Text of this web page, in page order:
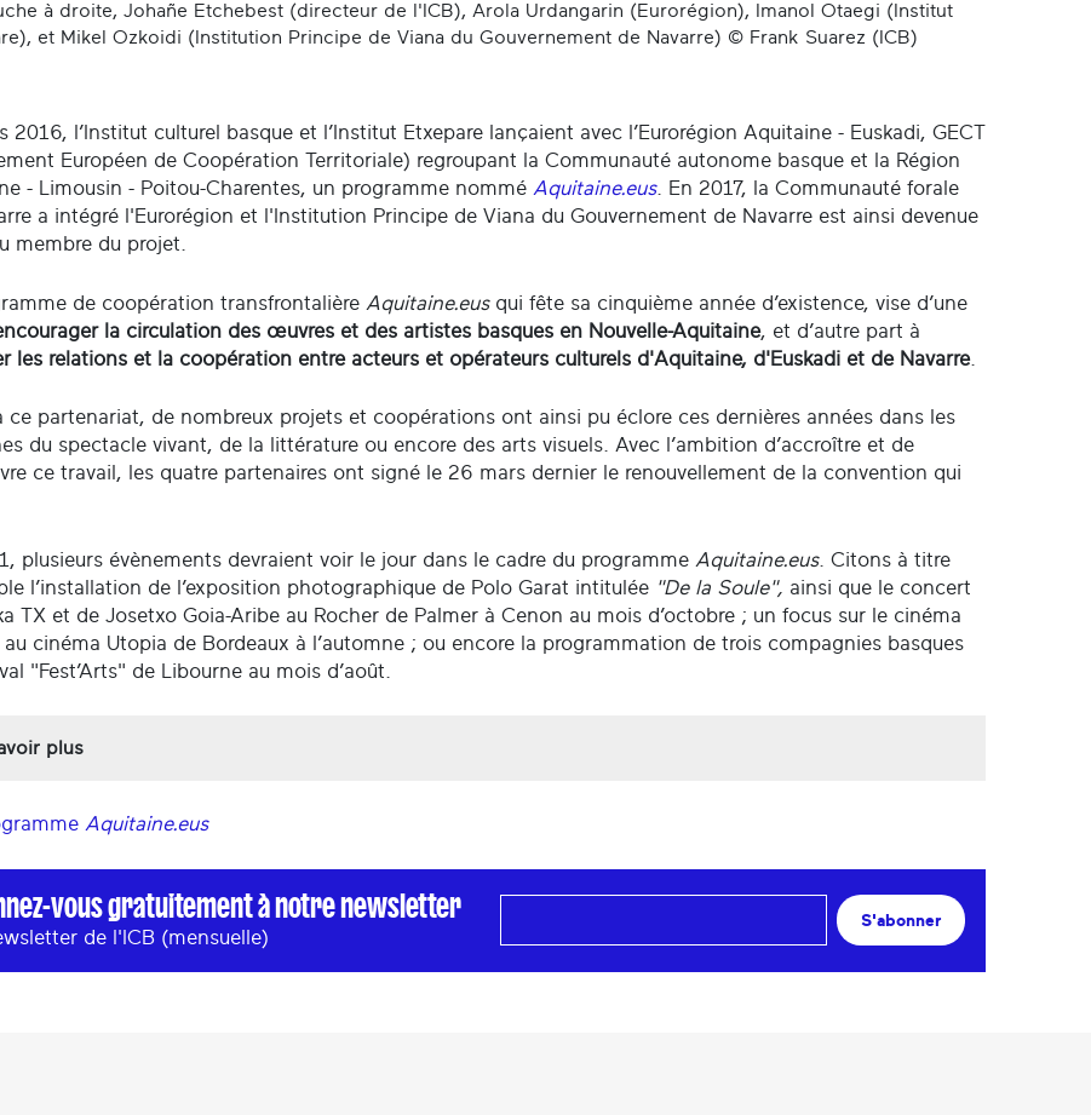
à droite, Johañe Etchebest (directeur de l'ICB), Arola Urdangarin (Eurorégion), Imanol Otaegi (Institut
et Mikel Ozkoidi (Institution Principe de Viana du Gouvernement de Navarre) © Frank Suarez (ICB)
2016, l’Institut culturel basque et l’Institut Etxepare lançaient avec l’Eurorégion Aquitaine - Euskadi, GECT
Européen de Coopération Territoriale) regroupant la Communauté autonome basque et la Région
- Limousin - Poitou-Charentes, un programme nommé Aquitaine.eus. En 2017, la Communauté forale
a intégré l'Eurorégion et l'Institution Principe de Viana du Gouvernement de Navarre est ainsi devenue
membre du projet.
de coopération transfrontalière Aquitaine.eusqui fête sa cinquième année d’existence, vise d’une
la circulation des œuvres et des artistes basques en Nouvelle-Aquitaine, et d’autre part à
les relations et la coopération entre acteurs et opérateurs culturels d'Aquitaine, d'Euskadi et de Navarre.
ce partenariat, de nombreux projets et coopérations ont ainsi pu éclore ces dernières années dans les
du spectacle vivant, de la littérature ou encore des arts visuels. Avec l’ambition d’accroître et de
ce travail, les quatre partenaires ont signé le 26 mars dernier le renouvellement de la convention qui
plusieurs évènements devraient voir le jour dans le cadre du programme Aquitaine.eus. Citons à titre
l’installation de l’exposition photographique de Polo Garat intitulée "De la Soule", ainsi que le concert
TX et de Josetxo Goia-Aribe au Rocher de Palmer à Cenon au mois d’octobre ; un focus sur le cinéma
au cinéma Utopia de Bordeaux à l’automne ; ou encore la programmation de trois compagnies basques
"Fest’Arts" de Libourne au mois d’août.
plus
Aquitaine.eus
vous gratuitement à notre newsletter
de l'ICB (mensuelle)
S'abonner